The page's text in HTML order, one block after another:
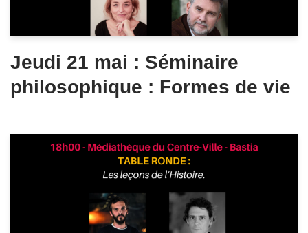
Jeudi 21 mai : Séminaire
philosophique : Formes de vie